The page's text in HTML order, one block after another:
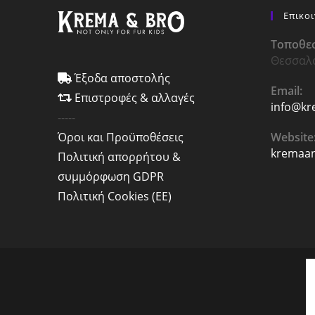
Έξοδα αποστολής
Επιστροφές & αλλαγές
-----
Όροι και Προϋποθέσεις
Πολιτική απορρήτου &
συμμόρφωση GDPR
Πολιτική Cookies (ΕΕ)
Email: